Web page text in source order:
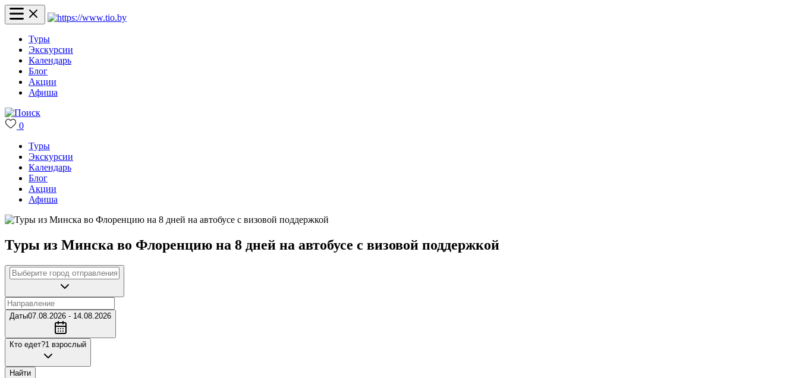
Туры
Экскурсии
Календарь
Блог
Акции
Афиша
0
Туры
Экскурсии
Календарь
Блог
Акции
Афиша
Туры из Минска во Флоренцию на 8 дней на автобусе с визовой поддержкой
Даты07.08.2026 - 14.08.2026
Кто едет?1 взрослый
Найти